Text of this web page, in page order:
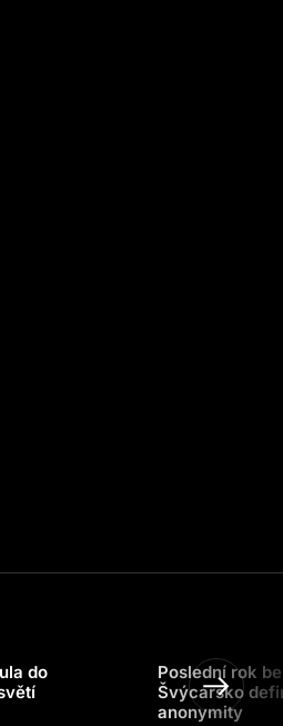
do
Poslední rok
Švýcarsko
anonymity